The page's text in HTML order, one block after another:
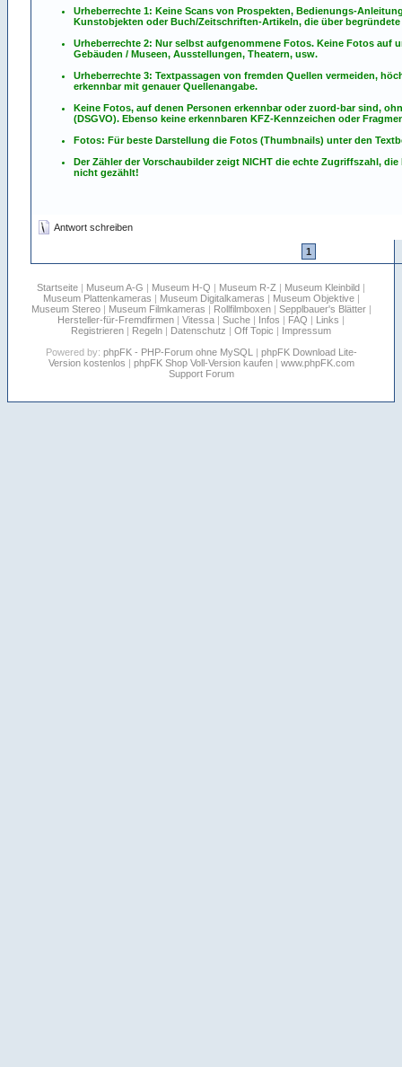
Urheberrechte 1: Keine Scans von Prospekten, Bedienungs-
Kunstobjekten oder Buch/Zeitschriften-Artikeln, die über
Urheberrechte 2: Nur selbst aufgenommene Fotos. Keine Fotos auf
Gebäuden / Museen, Ausstellungen, Theatern, usw.
Urheberrechte 3: Textpassagen von fremden Quellen vermeiden,
erkennbar mit genauer Quellenangabe.
Keine Fotos, auf denen Personen erkennbar oder zuord-bar sind,
(DSGVO). Ebenso keine erkennbaren KFZ-Kennzeichen oder
Fotos: Für beste Darstellung die Fotos (Thumbnails) unter den
Der Zähler der Vorschaubilder zeigt NICHT die echte Zugriffszahl,
nicht gezählt!
Antwort schreiben
1
Startseite | Museum A-G | Museum H-Q | Museum R-Z | Museum Kleinbild |
Museum Plattenkameras | Museum Digitalkameras | Museum Objektive|
Museum Stereo| Museum Filmkameras | Rollfilmboxen| Sepplbauer's Blätter|
Hersteller-für-Fremdfirmen | Vitessa | Suche | Infos | FAQ | Links |
Registrieren | Regeln | Datenschutz | Off Topic | Impressum
Powered by: phpFK - PHP-Forum ohne MySQL | phpFK Download Lite-
Version kostenlos | phpFK Shop Voll-Version kaufen| www.phpFK.com
Support Forum